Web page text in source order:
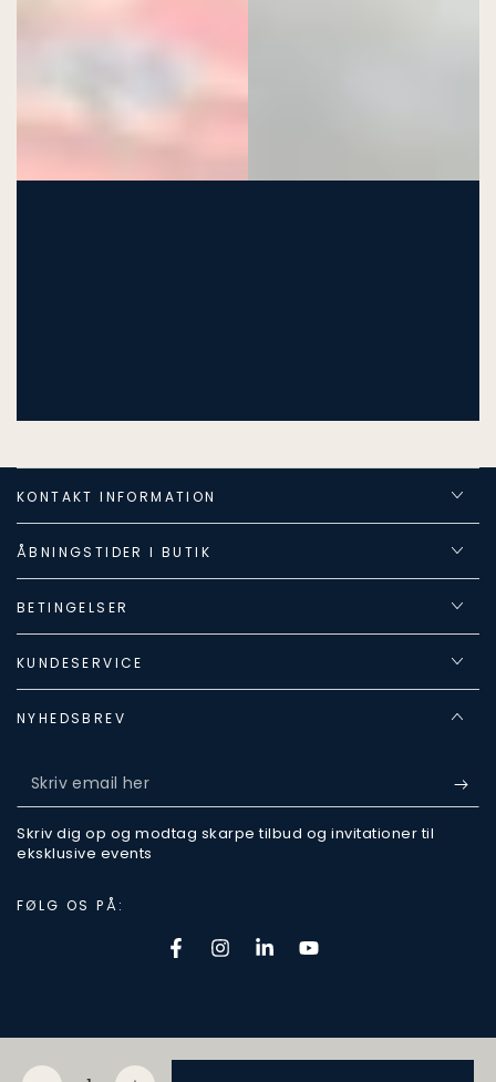
KONTAKT INFORMATION
ÅBNINGSTIDER I BUTIK
BETINGELSER
KUNDESERVICE
NYHEDSBREV
Skriv
email
her
Skriv dig op og modtag skarpe tilbud og invitationer til
eksklusive events
FØLG OS PÅ:
FacebookInstagram
LinkedInYoutube
© 2026,FineWines.